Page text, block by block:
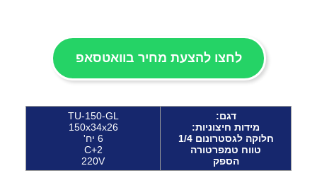
לחצו להצעת מחיר בוואטסאפ
דגם:
מידות חיצוניות:
חלוקה לגסטרונום 1/4
טווח טמפרטורה
הספק
TU-150-GL
150x34x26
6 יח'
C+2
220V